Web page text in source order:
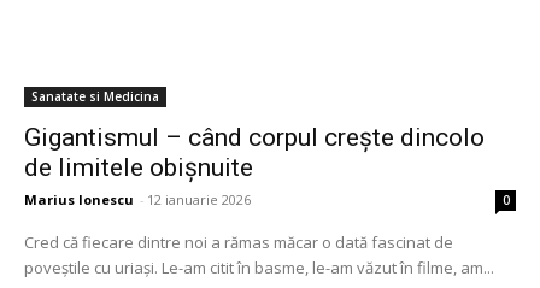
Sanatate si Medicina
Gigantismul – când corpul crește dincolo
de limitele obișnuite
Marius Ionescu - 12 ianuarie 2026 0
Cred că fiecare dintre noi a rămas măcar o dată fascinat de
poveștile cu uriași. Le-am citit în basme, le-am văzut în filme, am...